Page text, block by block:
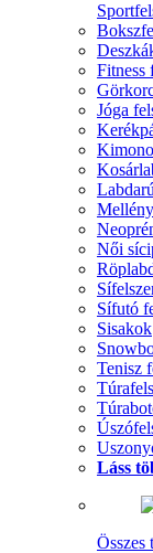
Fitness
Jóga
Kimono
Női
Sífutó
Sisakok
Tenisz
Láss
Összes